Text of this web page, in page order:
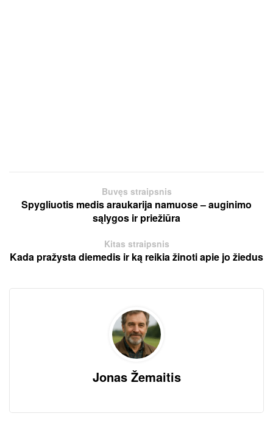
Buvęs straipsnis
Spygliuotis medis araukarija namuose – auginimo
sąlygos ir priežiūra
Kitas straipsnis
Kada pražysta diemedis ir ką reikia žinoti apie jo žiedus
Jonas Žemaitis